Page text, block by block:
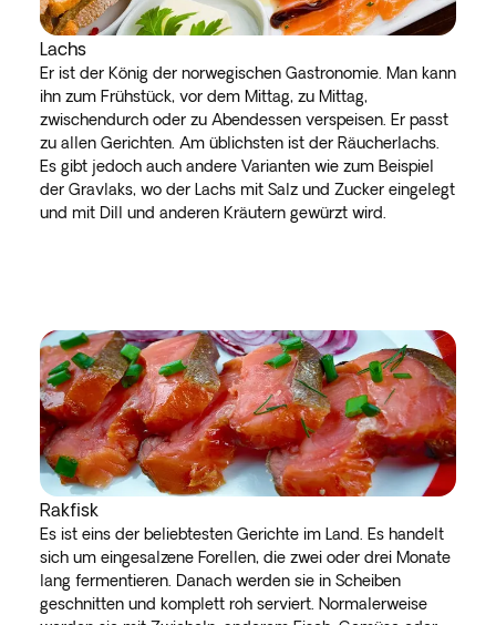
Lachs
Er ist der König der norwegischen Gastronomie. Man kann
ihn zum Frühstück, vor dem Mittag, zu Mittag,
zwischendurch oder zu Abendessen verspeisen. Er passt
zu allen Gerichten. Am üblichsten ist der Räucherlachs.
Es gibt jedoch auch andere Varianten wie zum Beispiel
der Gravlaks, wo der Lachs mit Salz und Zucker eingelegt
und mit Dill und anderen Kräutern gewürzt wird.
Rakfisk
Es ist eins der beliebtesten Gerichte im Land. Es handelt
sich um eingesalzene Forellen, die zwei oder drei Monate
lang fermentieren. Danach werden sie in Scheiben
geschnitten und komplett roh serviert. Normalerweise